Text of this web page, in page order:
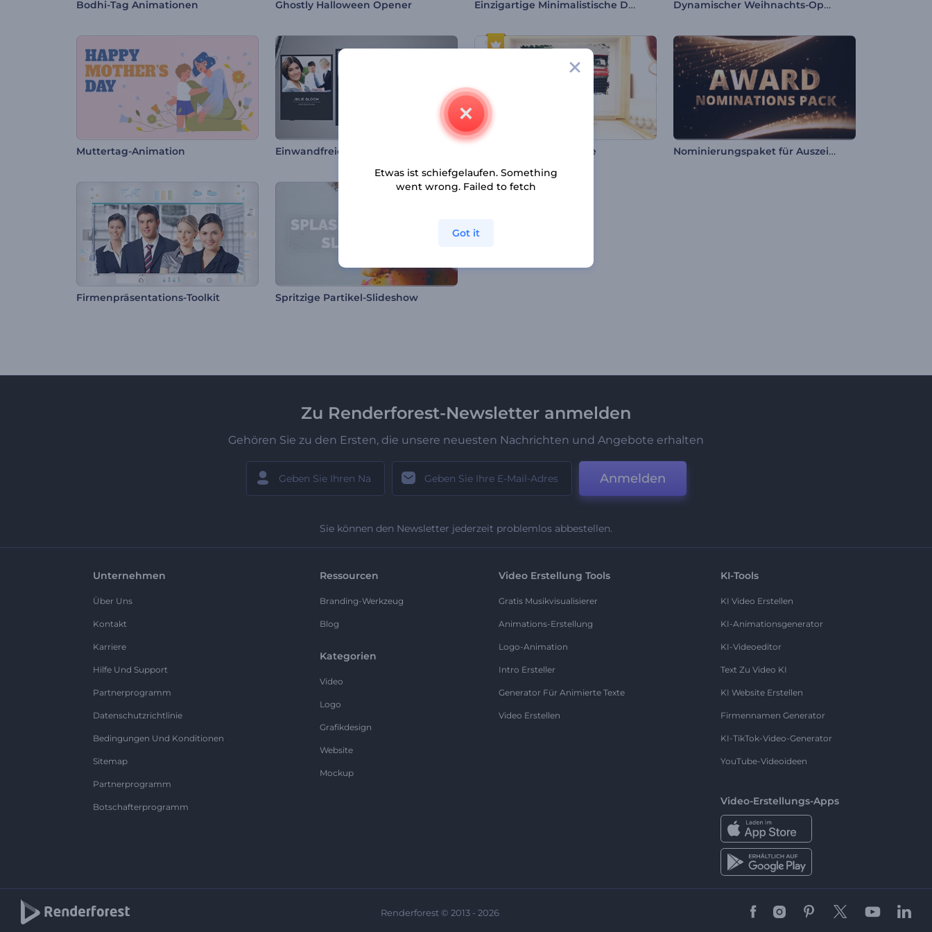
Bodhi-Tag Animationen Ghostly Halloween Opener Einzigartige Minimalistische Diashow Dynamischer Weihnachts-Opener
Muttertag-Animation Intro Elegante Eheringe Nominierungspaket für Auszeichnungen
Firmenpräsentations-Toolkit Spritzige Partikel-Slideshow
Zu Renderforest-Newsletter anmelden
Gehören Sie zu den Ersten, die unsere neuesten Nachrichten und Angebote erhalten
Anmelden
Sie können den Newsletter jederzeit problemlos abbestellen.
Unternehmen
Über Uns
Kontakt
Karriere
Hilfe Und Support
Partnerprogramm
Datenschutzrichtlinie
Bedingungen Und Konditionen
Sitemap
Partnerprogramm
Botschafterprogramm
Ressourcen
Branding-Werkzeug
Blog
Kategorien
Video
Logo
Grafikdesign
Website
Mockup
Video Erstellung Tools
Gratis Musikvisualisierer
Animations-Erstellung
Logo-Animation
Intro Ersteller
Generator Für Animierte Texte
Video Erstellen
KI-Tools
KI Video Erstellen
KI-Animationsgenerator
KI-Videoeditor
Text Zu Video KI
KI Website Erstellen
Firmennamen Generator
KI-TikTok-Video-Generator
YouTube-Videoideen
Video-Erstellungs-Apps
Renderforest © 2013 - 2026
Etwas ist schiefgelaufen. Something
went wrong. Failed to fetch
Got it